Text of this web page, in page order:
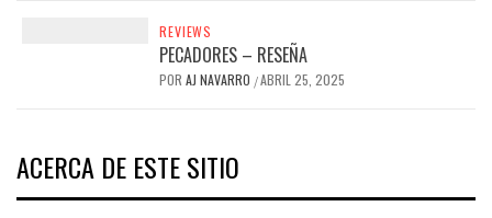
REVIEWS
PECADORES – RESEÑA
POR AJ NAVARRO /ABRIL 25, 2025
ACERCA DE ESTE SITIO